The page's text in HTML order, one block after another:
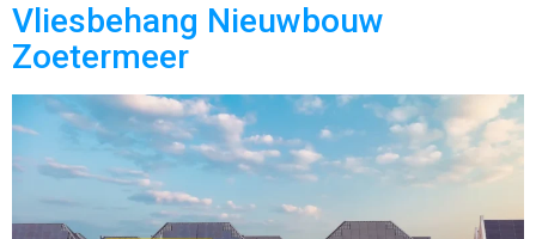
Vliesbehang Nieuwbouw
Zoetermeer